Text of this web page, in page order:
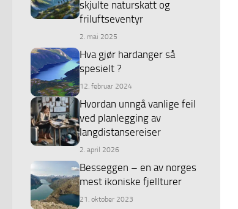
skjulte naturskatt og
friluftseventyr
2. mai 2025
Hva gjør hardanger så
spesielt ?
12. februar 2024
Hvordan unngå vanlige feil
ved planlegging av
langdistansereiser
2. april 2026
Besseggen – en av norges
mest ikoniske fjellturer
21. oktober 2023